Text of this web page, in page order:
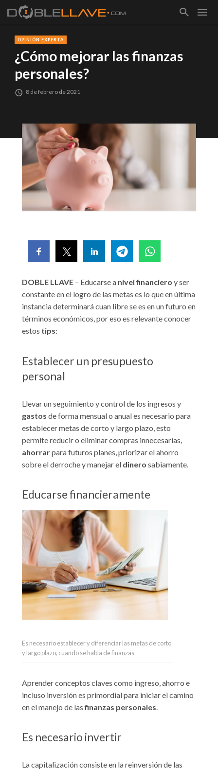
OPINIÓN EXPERTA
¿Cómo mejorar las finanzas
personales?
8 de febrero de 2021
DOBLE LLAVE – Educarse a nivel financiero y ser
constante en el logro de las metas es lo que en última
instancia determinará cuan libre se es en un futuro en
términos económicos, por eso es relevante conocer
estos tips:
Establecer un presupuesto
personal
Llevar un seguimiento y control de los ingresos y
gastos de forma mensual o anual es necesario para
establecer metas de corto y largo plazo, esto
permite reducir o eliminar compras innecesarias,
ahorrarpara futuros planes, priorizar el ahorro
sobre el derroche y manejar el dinero sabiamente.
Educarse financieramente
Es necesario establecer y diferenciar las metas de corto
y largo plazo, cuando se habla de finanzas
Aprender conceptos claves como ingreso, ahorro e
incluso inversión es primordial para iniciar el camino
en el manejo de lasfinanzas personales.
Es necesario invertir
La capitalización consiste en la reinversión de las